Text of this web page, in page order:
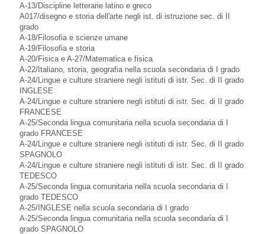
A-13/Discipline letterarie latino e greco
A017/disegno e storia dell'arte negli ist. di istruzione sec. di II
grado
A-18/Filosofia e scienze umane
A-19/Filosofia e storia
A-20/Fisica e A-27/Matematica e fisica
A-22/Italiano, storia, geografia nella scuola secondaria di I grado
A-24/Lingue e culture straniere negli istituti di istr. Sec. di II grado
INGLESE
A-24/Lingue e culture straniere negli istituti di istr. Sec. di II grado
FRANCESE
A-25/Seconda lingua comunitaria nella scuola secondaria di I
grado FRANCESE
A-24/Lingue e culture straniere negli istituti di istr. Sec. di II grado
SPAGNOLO
A-24/Lingue e culture straniere negli istituti di istr. Sec. di II grado
TEDESCO
A-25/Seconda lingua comunitaria nella scuola secondaria di I
grado TEDESCO
A-25/INGLESE nella scuola secondaria di I grado
A-25/Seconda lingua comunitaria nella scuola secondaria di I
grado SPAGNOLO